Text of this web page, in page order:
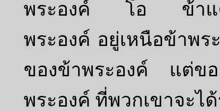
พระองค์ โอ ข้าแต่พ
พระองค์ อยู่เหนือข้าพร
ของข้าพระองค์ แต่ขอ
พระองค์ ที่พวกเขาจะไ